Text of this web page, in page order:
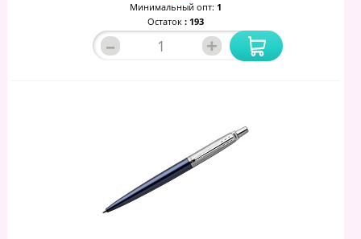
Минимальный опт: 1
Остаток : 193
– +